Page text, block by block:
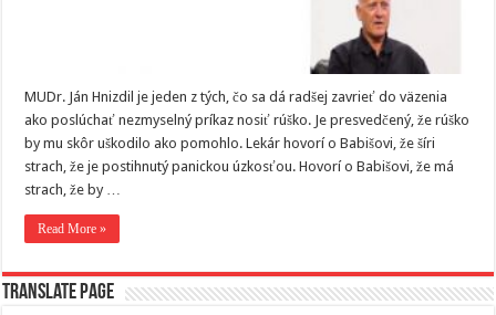
MUDr. Ján Hnizdil je jeden z tých, čo sa dá radšej zavrieť do väzenia
ako poslúchať nezmyselný príkaz nosiť rúško. Je presvedčený, že rúško
by mu skôr uškodilo ako pomohlo. Lekár hovorí o Babišovi, že šíri
strach, že je postihnutý panickou úzkosťou. Hovorí o Babišovi, že má
strach, že by …
Read More »
Translate page